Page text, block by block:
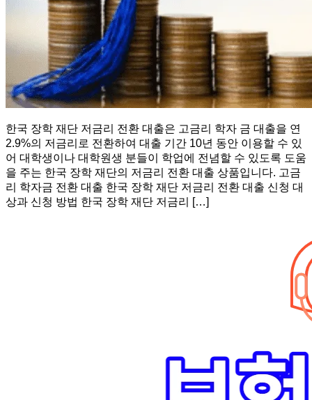
한국 장학 재단 저금리 전환 대출은 고금리 학자 금 대출을 연
2.9%의 저금리로 전환하여 대출 기간 10년 동안 이용할 수 있
어 대학생이나 대학원생 분들이 학업에 전념할 수 있도록 도움
을 주는 한국 장학 재단의 저금리 전환 대출 상품입니다. 고금
리 학자금 전환 대출 한국 장학 재단 저금리 전환 대출 신청 대
상과 신청 방법 한국 장학 재단 저금리 […]